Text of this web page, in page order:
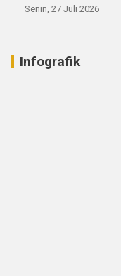
Senin, 27 Juli 2026
Infografik